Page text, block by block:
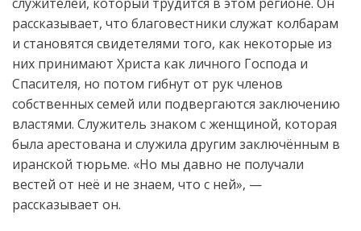
рассказывает, что благовестники служат колбарам
и становятся свидетелями того, как некоторые из
них принимают Христа какличного Господа и
Спасителя, но потом гибнут от рукчленов
собственныхсемей или подвергаются заключению
властями. Служитель знаком сженщиной, которая
была арестована и служила другим заключённым в
иранской тюрьме. «Но мы давно не получали
вестей от неё и не знаем, что с ней», —
рассказывает он.